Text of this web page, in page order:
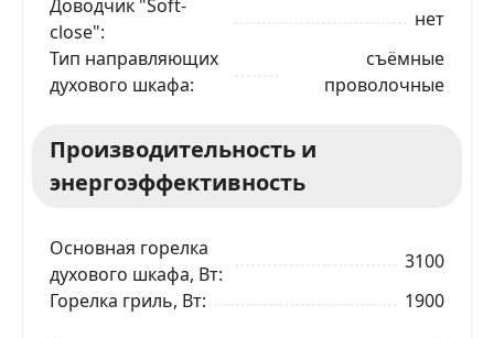
Доводчик "Soft-
close"
нет
Тип направляющих
духового шкафа
съёмные
проволочные
Производительность и
энергоэффективность
Основная горелка
духового шкафа, Вт
3100
Горелка гриль, Вт
1900
Я даю согласие на обработку моих персональных
данных в соответствииС ПРАВИЛАМИ
ОТПРАВИТЬ ЗАЯВКУ